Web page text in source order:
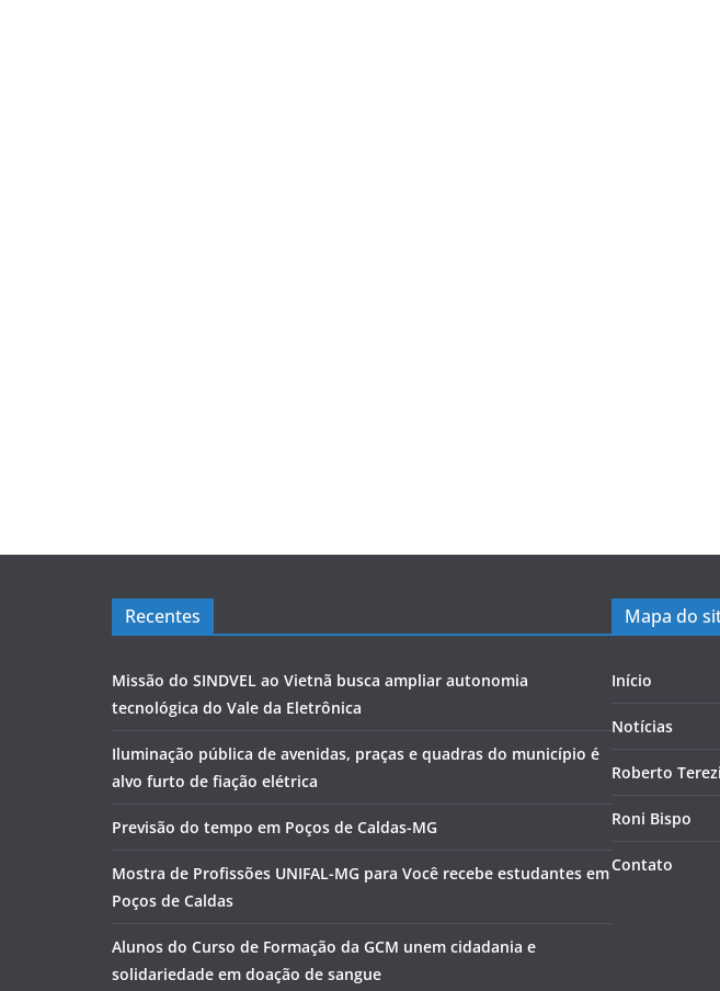
Recentes
Missão do SINDVEL ao Vietnã busca ampliar autonomia
tecnológica do Vale da Eletrônica
Iluminação pública de avenidas, praças e quadras do município é
alvo furto de fiação elétrica
Previsão do tempo em Poços de Caldas-MG
Mostra de Profissões UNIFAL-MG para Você recebe estudantes em
Poços de Caldas
Alunos do Curso de Formação da GCM unem cidadania e
solidariedade em doação de sangue
Mapa do
Início
Notícias
Roberto
Roni Bispo
Contato